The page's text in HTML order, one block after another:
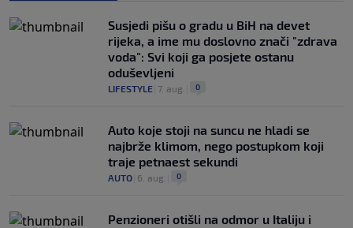
Susjedi pišu o gradu u BiH na devet
rijeka, a ime mu doslovno znači "zdrava
voda": Svi koji ga posjete ostanu
oduševljeni
LIFESTYLE 7. aug. 0
Auto koje stoji na suncu ne hladi se
najbrže klimom, nego postupkom koji
traje petnaest sekundi
AUTO 6. aug. 0
Penzioneri otišli na odmor u Italiju i